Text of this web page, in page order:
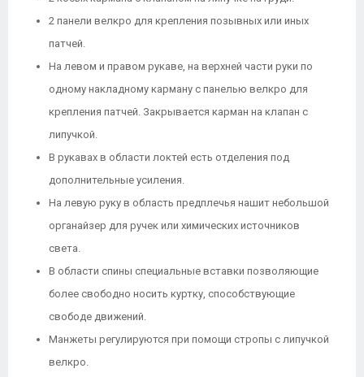
2 панели велкро для крепления позывных или иных
патчей.
На левом и правом рукаве, на верхней части руки по
одному накладному карману с панелью велкро для
крепления патчей. Закрывается карман на клапан с
липучкой.
В рукавах в области локтей есть отделения под
дополнительные усиления.
На левую руку в область предплечья нашит небольшой
органайзер для ручек или химических источников
света.
В области спины специальные вставки позволяющие
более свободно носить куртку, способствующие
свободе движений.
Манжеты регулируются при помощи стропы с липучкой
велкро.